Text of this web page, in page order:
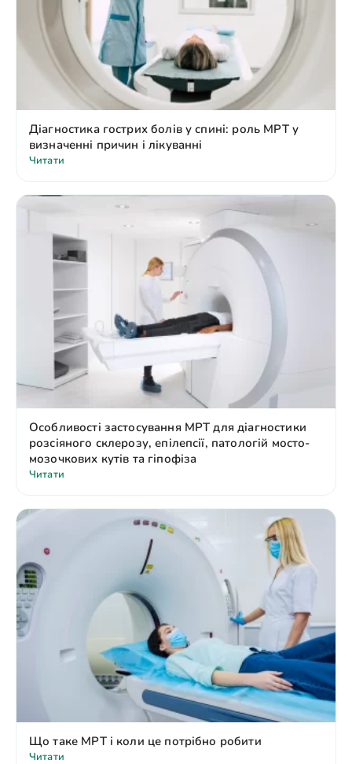
Діагностика гострих болів у спині: роль МРТ у
визначенні причин і лікуванні
Читати
Особливості застосування МРТ для діагностики
розсіяного склерозу, епілепсії, патологій мосто-
мозочкових кутів та гіпофіза
Читати
Що таке МРТ і коли це потрібно робити
Читати